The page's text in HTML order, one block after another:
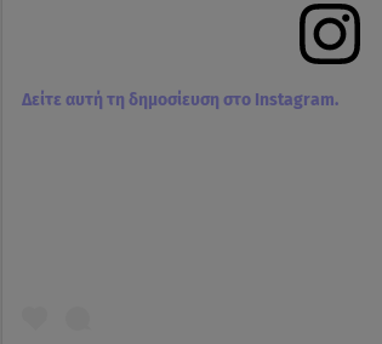
Δείτε αυτή τη δημοσίευση στο Instagram.